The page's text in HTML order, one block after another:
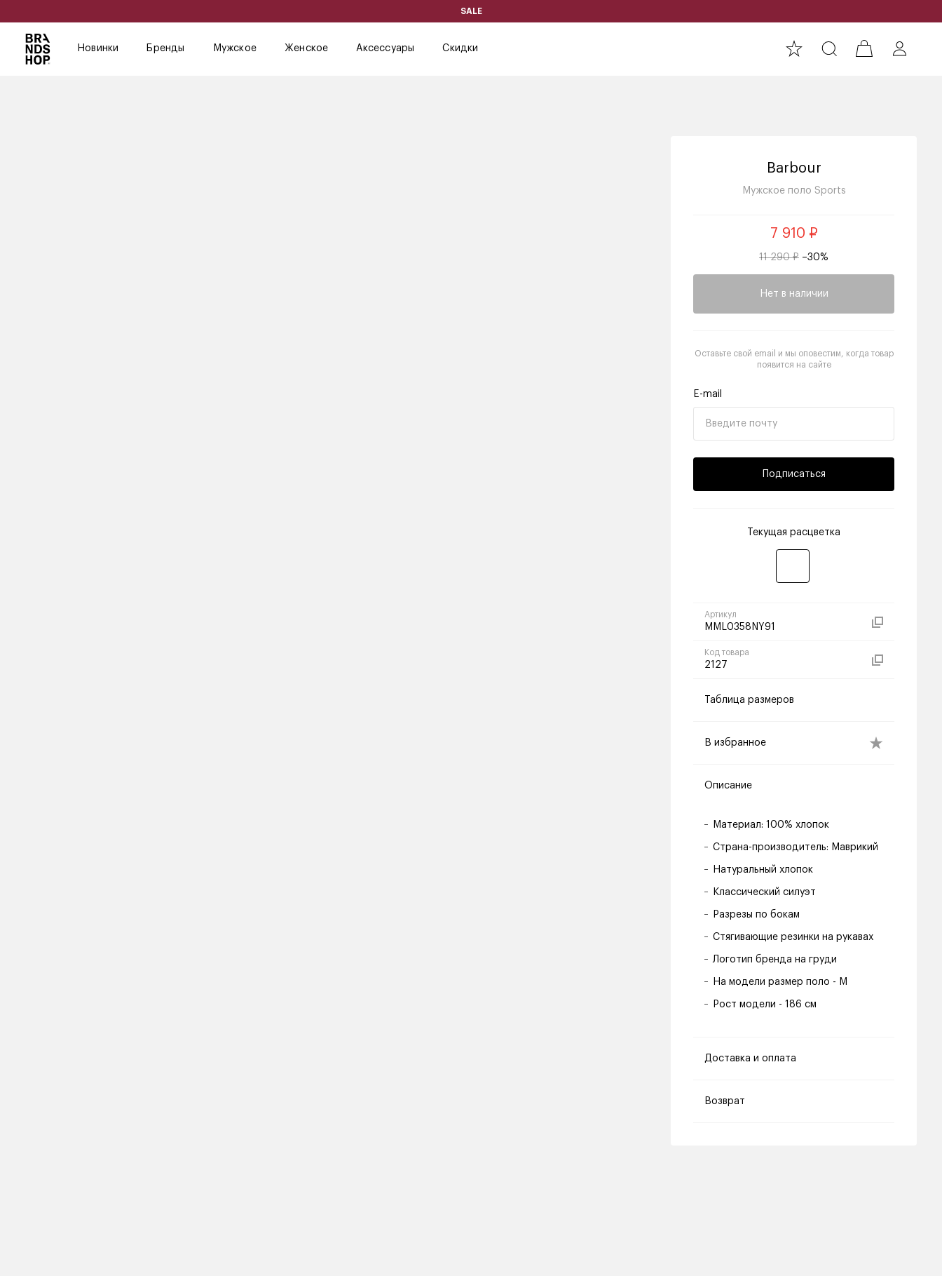
SALE
Новинки Бренды Мужское Женское Аксессуары Скидки
Barbour
Мужское поло Sports
7 910 ₽
11 290 ₽ –30%
Нет в наличии
Оставьте свой email и мы оповестим, когда товар
появится на сайте
E-mail
Подписаться
Текущая расцветка
Артикул
MML0358NY91
Код товара
2127
Таблица размеров
В избранное
Описание
Материал: 100% хлопок
Страна-производитель: Маврикий
Натуральный хлопок
Классический силуэт
Разрезы по бокам
Стягивающие резинки на рукавах
Логотип бренда на груди
На модели размер поло - M
Рост модели - 186 см
Доставка и оплата
Возврат